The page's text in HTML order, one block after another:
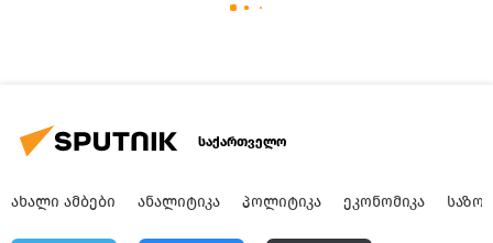
საქართველო
ᲐᲮᲐᲚᲘ ᲐᲛᲑᲔᲑᲘ ᲐᲜᲐᲚᲘᲢᲘᲙᲐ ᲞᲝᲚᲘᲢᲘᲙᲐ ᲔᲙᲝᲜᲝᲛᲘᲙᲐ